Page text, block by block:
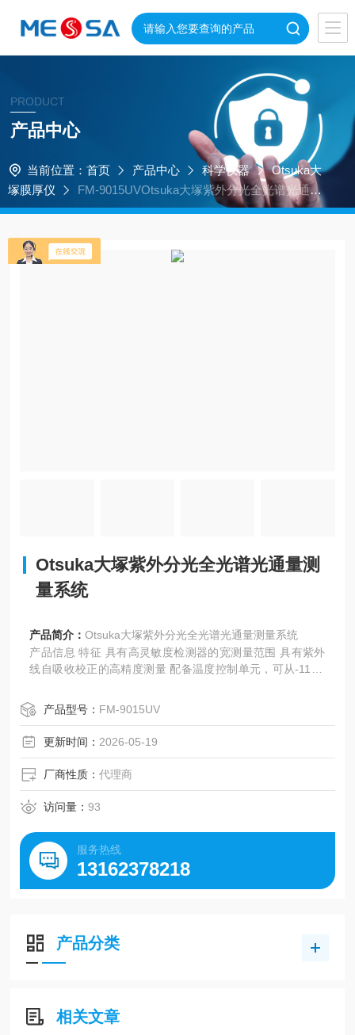
PRODUCT
产品中心
当前位置： 首页 产品中心 科学仪器
Otsuka大
塚膜厚仪
FM-9015UVOtsuka大塚紫外分光全光谱光通量
测量系统
Otsuka大塚紫外分光全光谱光通量测
量系统
产品简介：Otsuka大塚紫外分光全光谱光通量测量系统
产品信息 特征 具有高灵敏度检测器的宽测量范围 具有紫外
线自吸收校正的高精度测量 配备温度控制单元，可从-110C
单元、...
产品型号： FM-9015UV
更新时间： 2026-05-19
厂商性质：代理商
访问量：93
服务热线
13162378218
产品分类
相关文章